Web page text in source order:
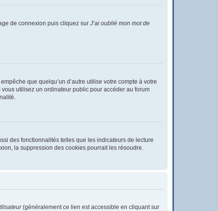
de connexion puis cliquez sur J’ai oublié mon mot de
que quelqu’un d’autre utilise votre compte à votre
utilisez un ordinateur public pour accéder au forum
des fonctionnalités telles que les indicateurs de lecture
la suppression des cookies pourrait les résoudre.
(généralement ce lien est accessible en cliquant sur